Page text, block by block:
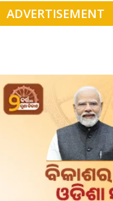
ADVERTISEMENT